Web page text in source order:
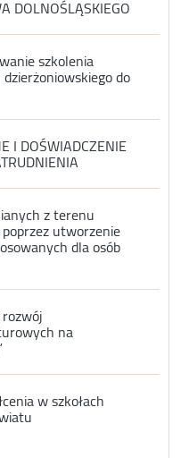
DOLNOŚLĄSKIEGO
szkolenia
do
I DOŚWIADCZENIE
z terenu
utworzenie
dla osób
na
w szkołach